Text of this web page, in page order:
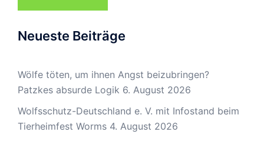
Neueste Beiträge
Wölfe töten, um ihnen Angst beizubringen?
Patzkes absurde Logik 6. August 2026
Wolfsschutz-Deutschland e. V. mit Infostand beim
Tierheimfest Worms 4. August 2026